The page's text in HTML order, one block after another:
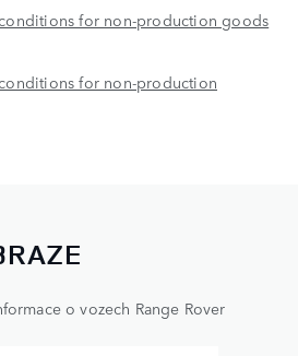
for non-production goods
for non-production
o vozech Range Rover